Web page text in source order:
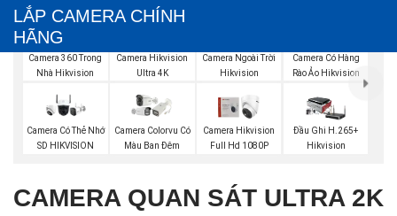
LẮP CAMERA CHÍNH
HÃNG
Camera 360 Trong
Nhà Hikvision
Camera Hikvision
Ultra 4K
Camera Ngoài Trời
Hikvision
Camera Có Hàng
Rào Ảo Hikvision
Camera Có Thẻ Nhớ
SD HIKVISION
Camera Colorvu Có
Màu Ban Đêm
Camera Hikvision
Full Hd 1080P
Đầu Ghi H.265+
Hikvision
CAMERA QUAN SÁT ULTRA 2K